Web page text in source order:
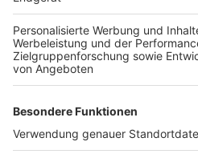
Landwirte erst spät
Dadurch sind die Rehkitze
als sie sonst sind und
schneller, sagte Sandra
im Radio Erft Interview. Die
Kitzretter fangen dafür immer
aufgeht. Wer Lust hat bei